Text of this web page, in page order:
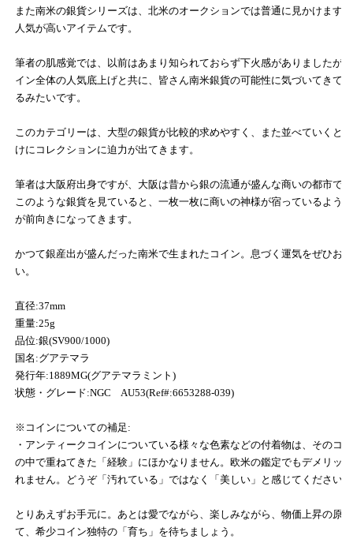
また南米の銀貨シリーズは、北米のオークションでは普通に見かけます
人気が高いアイテムです。
筆者の肌感覚では、以前はあまり知られておらず下火感がありましたが
イン全体の人気底上げと共に、皆さん南米銀貨の可能性に気づいてきて
るみたいです。
このカテゴリーは、大型の銀貨が比較的求めやすく、また並べていくと
けにコレクションに迫力が出てきます。
筆者は大阪府出身ですが、大阪は昔から銀の流通が盛んな商いの都市で
このような銀貨を見ていると、一枚一枚に商いの神様が宿っているよう
が前向きになってきます。
かつて銀産出が盛んだった南米で生まれたコイン。息づく運気をぜひお
い。
直径:37mm
重量:25g
品位:銀(SV900/1000)
国名:グアテマラ
発行年:1889MG(グアテマラミント)
状態・グレード:NGC AU53(Ref#:6653288-039)
※コインについての補足:
・アンティークコインについている様々な色素などの付着物は、そのコ
の中で重ねてきた「経験」にほかなりません。欧米の鑑定でもデメリッ
れません。どうぞ「汚れている」ではなく「美しい」と感じてください。
とりあえずお手元に。あとは愛でながら、楽しみながら、物価上昇の原
て、希少コイン独特の「育ち」を待ちましょう。